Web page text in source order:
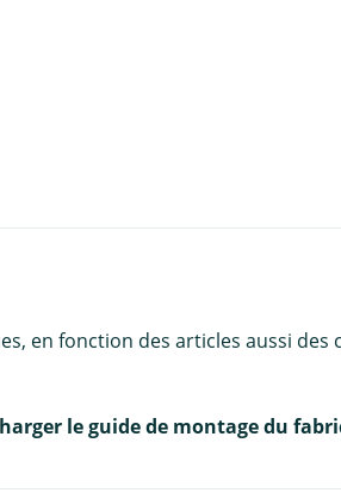
en fonction des articles aussi
le guide de montage du